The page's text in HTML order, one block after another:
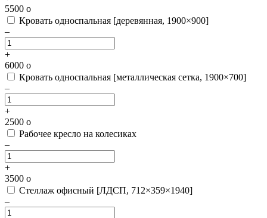
5500 o
Кровать односпальная [деревянная, 1900×900]
–
+
6000 o
Кровать односпальная [металлическая сетка, 1900×700]
–
+
2500 o
Рабочее кресло на колесиках
–
+
3500 o
Стеллаж офисный [ЛДСП, 712×359×1940]
–